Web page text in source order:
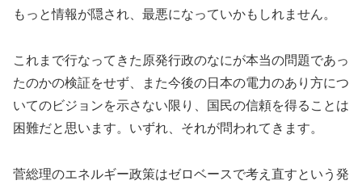
もっと情報が隠され、最悪になっていかもしれません。
これまで行なってきた原発行政のなにが本当の問題であっ
たのかの検証をせず、また今後の日本の電力のあり方につ
いてのビジョンを示さない限り、国民の信頼を得ることは
困難だと思います。いずれ、それが問われてきます。
菅総理のエネルギー政策はゼロベースで考え直すという発